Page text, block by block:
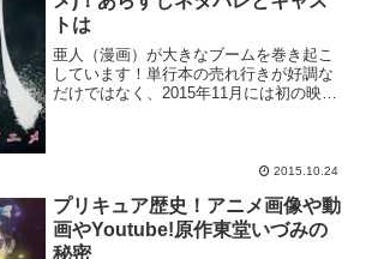
トは
亜人（漫画）が大きなブームを巻き起こ
しています！単行本の売れ行きが好調な
だけではなく、2015年11月には初の映像
2015.10.24
プリキュア歴史！アニメ画像や動
画やYoutube!原作東堂いづみの
秘密